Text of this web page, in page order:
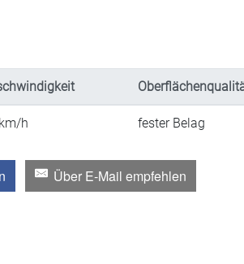
km/h fester Belag
Über E-Mail empfehlen